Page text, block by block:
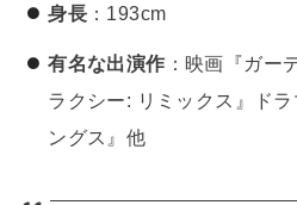
身長：193cm
有名な出演作 ：映画『ガー
ラクシー: リミックス』ド
ングス』他